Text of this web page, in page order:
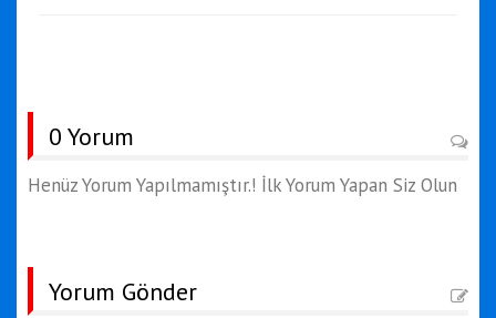
0 Yorum
Henüz Yorum Yapılmamıştır.! İlk Yorum Yapan Siz Olun
Yorum Gönder